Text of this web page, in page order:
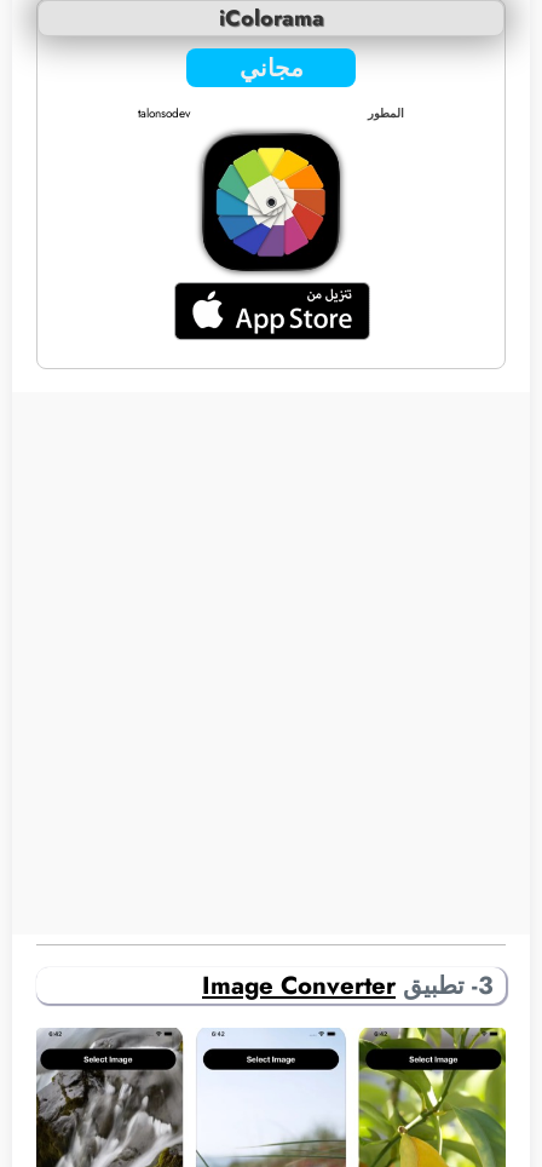
iColorama
مجاني
المطور talonsodev
3- تطبيق Image Converter